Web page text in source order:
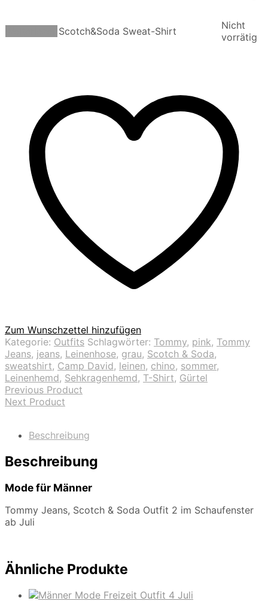
Scotch&Soda Sweat-Shirt
Nicht
vorrätig
Zum Wunschzettel hinzufügen
Kategorie: Outfits Schlagwörter: Tommy, pink, Tommy
Jeans, jeans, Leinenhose, grau, Scotch & Soda,
sweatshirt, Camp David, leinen, chino, sommer,
Leinenhemd, Sehkragenhemd, T-Shirt, Gürtel
Previous Product
Next Product
Beschreibung
Beschreibung
Mode für Männer
Tommy Jeans, Scotch & Soda Outfit 2 im Schaufenster
ab Juli
Ähnliche Produkte